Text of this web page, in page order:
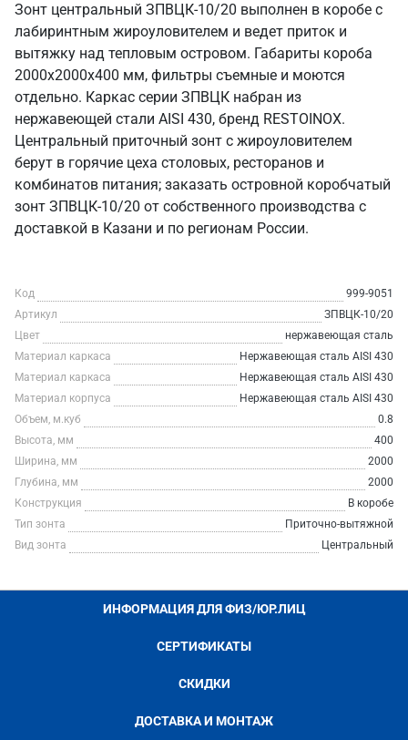
Зонт центральный ЗПВЦК-10/20 выполнен в коробе с
лабиринтным жироуловителем и ведет приток и
вытяжку над тепловым островом. Габариты короба
2000х2000х400 мм, фильтры съемные и моются
отдельно. Каркас серии ЗПВЦК набран из
нержавеющей стали AISI 430, бренд RESTOINOX.
Центральный приточный зонт с жироуловителем
берут в горячие цеха столовых, ресторанов и
комбинатов питания; заказать островной коробчатый
зонт ЗПВЦК-10/20 от собственного производства с
доставкой в Казани и по регионам России.
Код
999-9051
Артикул
ЗПВЦК-10/20
Цвет
нержавеющая сталь
Материал каркаса
Нержавеющая сталь AISI 430
Материал каркаса
Нержавеющая сталь AISI 430
Материал корпуса
Нержавеющая сталь AISI 430
Объем, м.куб
0.8
Высота, мм
400
Ширина, мм
2000
Глубина, мм
2000
Конструкция
В коробе
Тип зонта
Приточно-вытяжной
Вид зонта
Центральный
ИНФОРМАЦИЯ ДЛЯ ФИЗ/ЮР.ЛИЦ
СЕРТИФИКАТЫ
СКИДКИ
ДОСТАВКА И МОНТАЖ